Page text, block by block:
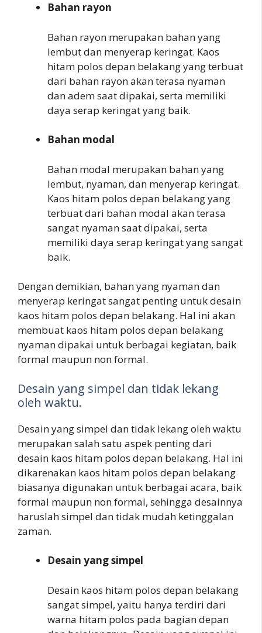
Bahan rayon
Bahan rayon merupakan bahan yang
lembut dan menyerap keringat. Kaos
hitam polos depan belakang yang terbuat
dari bahan rayon akan terasa nyaman
dan adem saat dipakai, serta memiliki
daya serap keringat yang baik.
Bahan modal
Bahan modal merupakan bahan yang
lembut, nyaman, dan menyerap keringat.
Kaos hitam polos depan belakang yang
terbuat dari bahan modal akan terasa
sangat nyaman saat dipakai, serta
memiliki daya serap keringat yang sangat
baik.
Dengan demikian, bahan yang nyaman dan
menyerap keringat sangat penting untuk desain
kaos hitam polos depan belakang. Hal ini akan
membuat kaos hitam polos depan belakang
nyaman dipakai untuk berbagai kegiatan, baik
formal maupun non formal.
Desain yang simpel dan tidak lekang
oleh waktu.
Desain yang simpel dan tidak lekang oleh waktu
merupakan salah satu aspek penting dari
desain kaos hitam polos depan belakang. Hal ini
dikarenakan kaos hitam polos depan belakang
biasanya digunakan untuk berbagai acara, baik
formal maupun non formal, sehingga desainnya
haruslah simpel dan tidak mudah ketinggalan
zaman.
Desain yang simpel
Desain kaos hitam polos depan belakang
sangat simpel, yaitu hanya terdiri dari
warna hitam polos pada bagian depan